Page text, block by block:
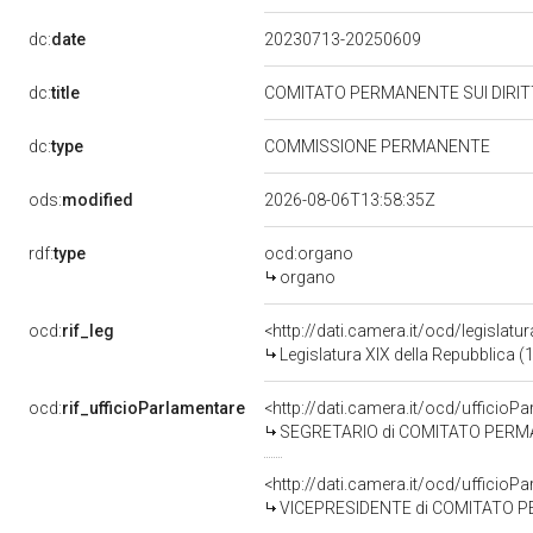
dc:date 20230713-20250609
dc:title COMITATO PERMANENTE SUI
dc:type COMMISSIONE PERMANENTE
ods:modified 2026-08-06T13:58:35Z
rdf:type
ocd:organo
organo
ocd:rif_leg
<http://dati.camera.it/ocd/
Legislatura XIX della Repubblica
ocd:rif_ufficioParlamentare
<http://dati.camera.it/ocd/
SEGRETARIO di COMITATO
<http://dati.camera.it/ocd/
VICEPRESIDENTE di COMITATO